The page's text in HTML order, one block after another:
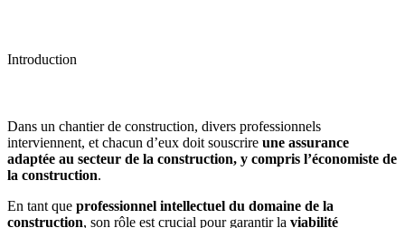
Introduction
Dans un chantier de construction, divers professionnels
interviennent, et chacun d’eux doit souscrire une assurance
adaptée au secteur de la construction, y compris l’économiste de
la construction.
En tant que professionnel intellectuel du domaine de la
construction, son rôle est crucial pour garantir la viabilité